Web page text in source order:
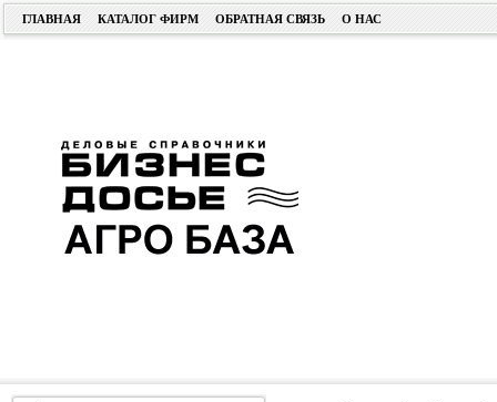
ГЛАВНАЯ КАТАЛОГ ФИРМ ОБРАТНАЯ СВЯЗЬ О НАС